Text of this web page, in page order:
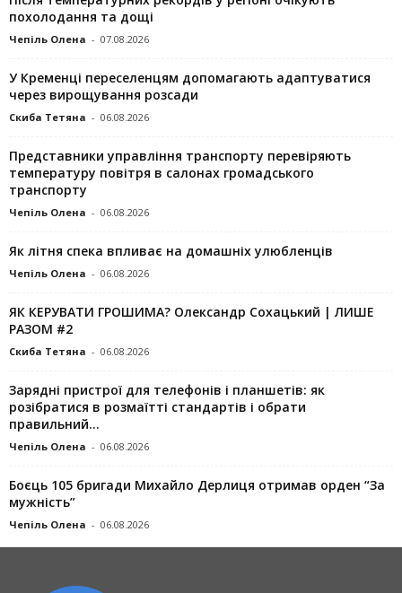
похолодання та дощі
Чепіль Олена - 07.08.2026
У Кременці переселенцям допомагають адаптуватися
через вирощування розсади
Скиба Тетяна - 06.08.2026
Представники управління транспорту перевіряють
температуру повітря в салонах громадського
транспорту
Чепіль Олена - 06.08.2026
Як літня спека впливає на домашніх улюбленців
Чепіль Олена - 06.08.2026
ЯК КЕРУВАТИ ГРОШИМА? Олександр Сохацький | ЛИШЕ
РАЗОМ #2
Скиба Тетяна - 06.08.2026
Зарядні пристрої для телефонів і планшетів: як
розібратися в розмаїтті стандартів і обрати
правильний...
Чепіль Олена - 06.08.2026
Боєць 105 бригади Михайло Дерлиця отримав орден “За
мужність”
Чепіль Олена - 06.08.2026